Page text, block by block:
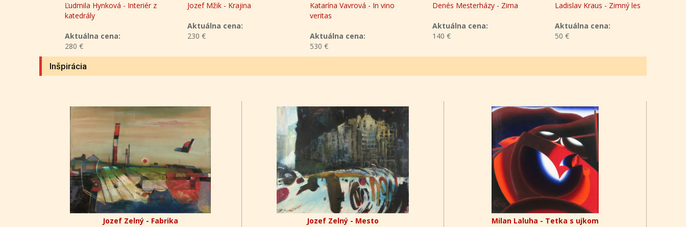
Ľudmila Hynková - Interiér z
katedrály
Aktuálna cena:
Jozef Mžik - Krajina
Aktuálna cena:
Katarína Vavrová - In vino
veritas
Aktuálna cena:
Denés Mesterházy - Zima
Aktuálna cena:
Ladislav Kraus - Zimný les
Aktuálna cena:
Inšpirácia
Jozef Zelný - Fabrika
Jozef Zelný - Mesto
Milan Laluha - Tetka s ujkom